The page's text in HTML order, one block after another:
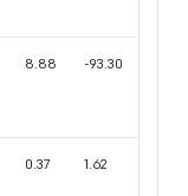
8.88 -93.30
0.37 1.62